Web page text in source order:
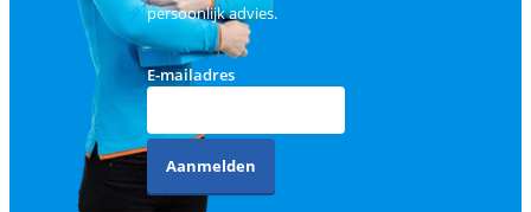
persoonlijk advies.
E-mailadres
Aanmelden